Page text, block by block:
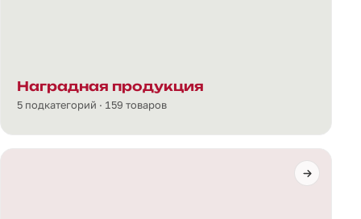
Наградная продукция
5 подкатегорий · 159 товаров